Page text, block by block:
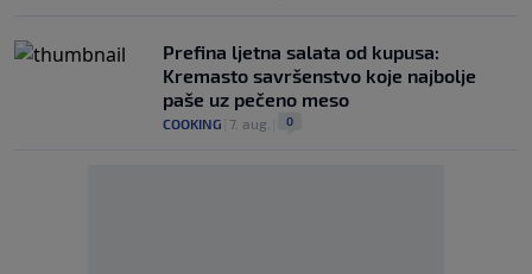
Prefina ljetna salata od kupusa:
Kremasto savršenstvo koje najbolje
paše uz pečeno meso
COOKING 7. aug. 0